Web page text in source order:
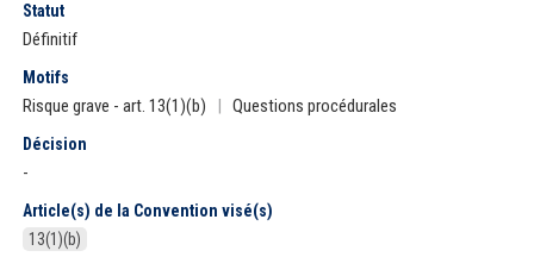
Statut
Définitif
Motifs
Risque grave - art. 13(1)(b) | Questions procédurales
Décision
-
Article(s) de la Convention visé(s)
13(1)(b)